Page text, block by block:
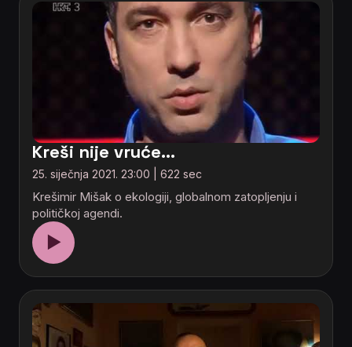
Kreši nije vruće...
25. siječnja 2021. 23:00 | 622 sec
Krešimir Mišak o ekologiji, globalnom zatopljenju i
političkoj agendi.
▶